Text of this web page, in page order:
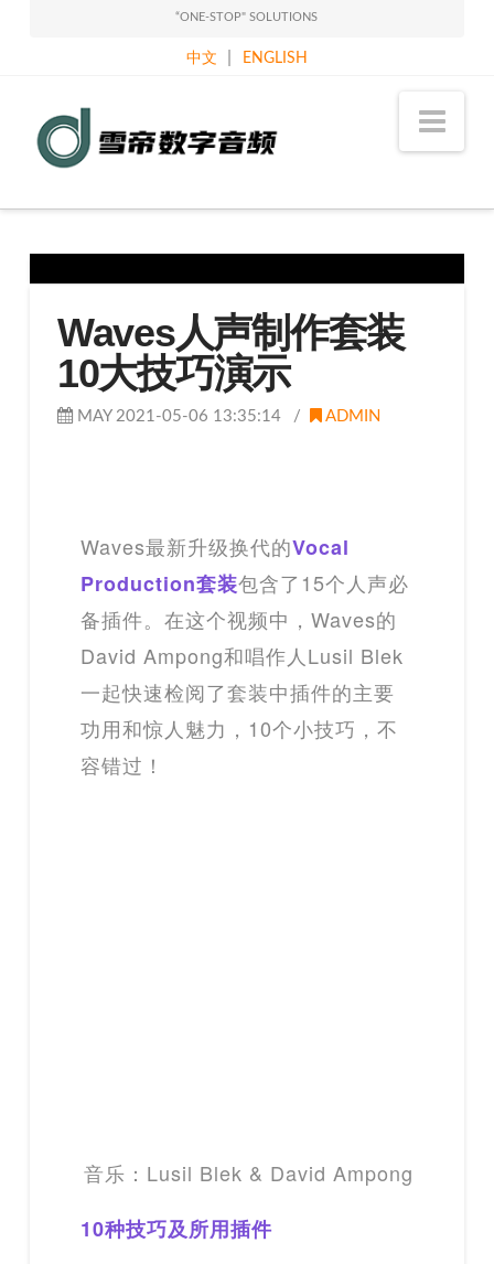
“ONE-STOP" SOLUTIONS
中文 ENGLISH
Sound
Classy
Holdings
Limited
Waves人声制作套装
10大技巧演示
MAY 2021-05-06 13:35:14 ADMIN
Waves最新升级换代的Vocal
Production套装包含了15个人声必
备插件。在这个视频中，Waves的
David Ampong和唱作人Lusil Blek
一起快速检阅了套装中插件的主要
功用和惊人魅力，10个小技巧，不
容错过！
音乐：Lusil Blek & David Ampong
10种技巧及所用插件